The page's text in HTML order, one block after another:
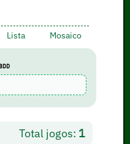
Lista Mosaico
Total jogos: 1